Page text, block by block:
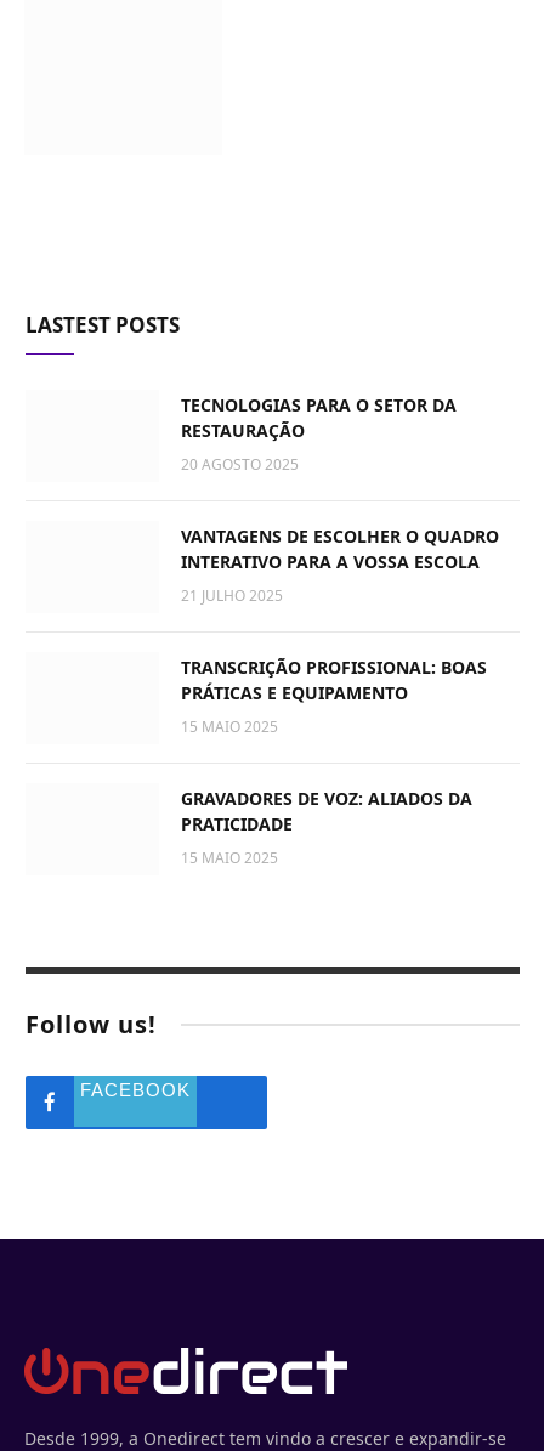
LASTEST POSTS
TECNOLOGIAS PARA O SETOR DA
RESTAURAÇÃO
20 AGOSTO 2025
VANTAGENS DE ESCOLHER O QUADRO
INTERATIVO PARA A VOSSA ESCOLA
21 JULHO 2025
TRANSCRIÇÃO PROFISSIONAL: BOAS
PRÁTICAS E EQUIPAMENTO
15 MAIO 2025
GRAVADORES DE VOZ: ALIADOS DA
PRATICIDADE
15 MAIO 2025
Follow us!
FACEBOOK
Desde 1999, a Onedirect tem vindo a crescer e expandir-se